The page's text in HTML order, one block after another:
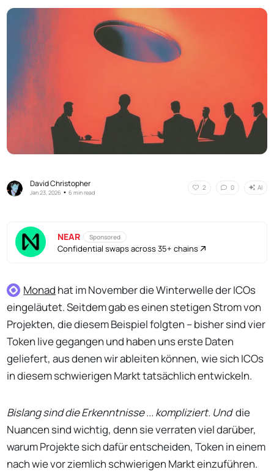
David Christopher
Jan 23, 2026 •6 min read
2 0 AI
NEAR Sponsored
Confidential swaps across 35+ chains
Monad hat im November die Winterwelle der ICOs
eingeläutet. Seitdem gab es einen stetigen Strom von
Projekten, die diesem Beispiel folgten – bisher sind vier
Token live gegangen und haben uns erste Daten
geliefert, aus denen wir ableiten können, wie sich ICOs
in diesem schwierigen Markt tatsächlich entwickeln.
Bislang sind die Erkenntnisse ... kompliziert. Unddie
Nuancen sind wichtig, denn sie verraten viel darüber,
warum Projekte sich dafür entscheiden, Token in einem
nach wie vor ziemlich schwierigen Markt einzuführen.